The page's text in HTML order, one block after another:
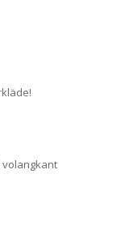
volangkant